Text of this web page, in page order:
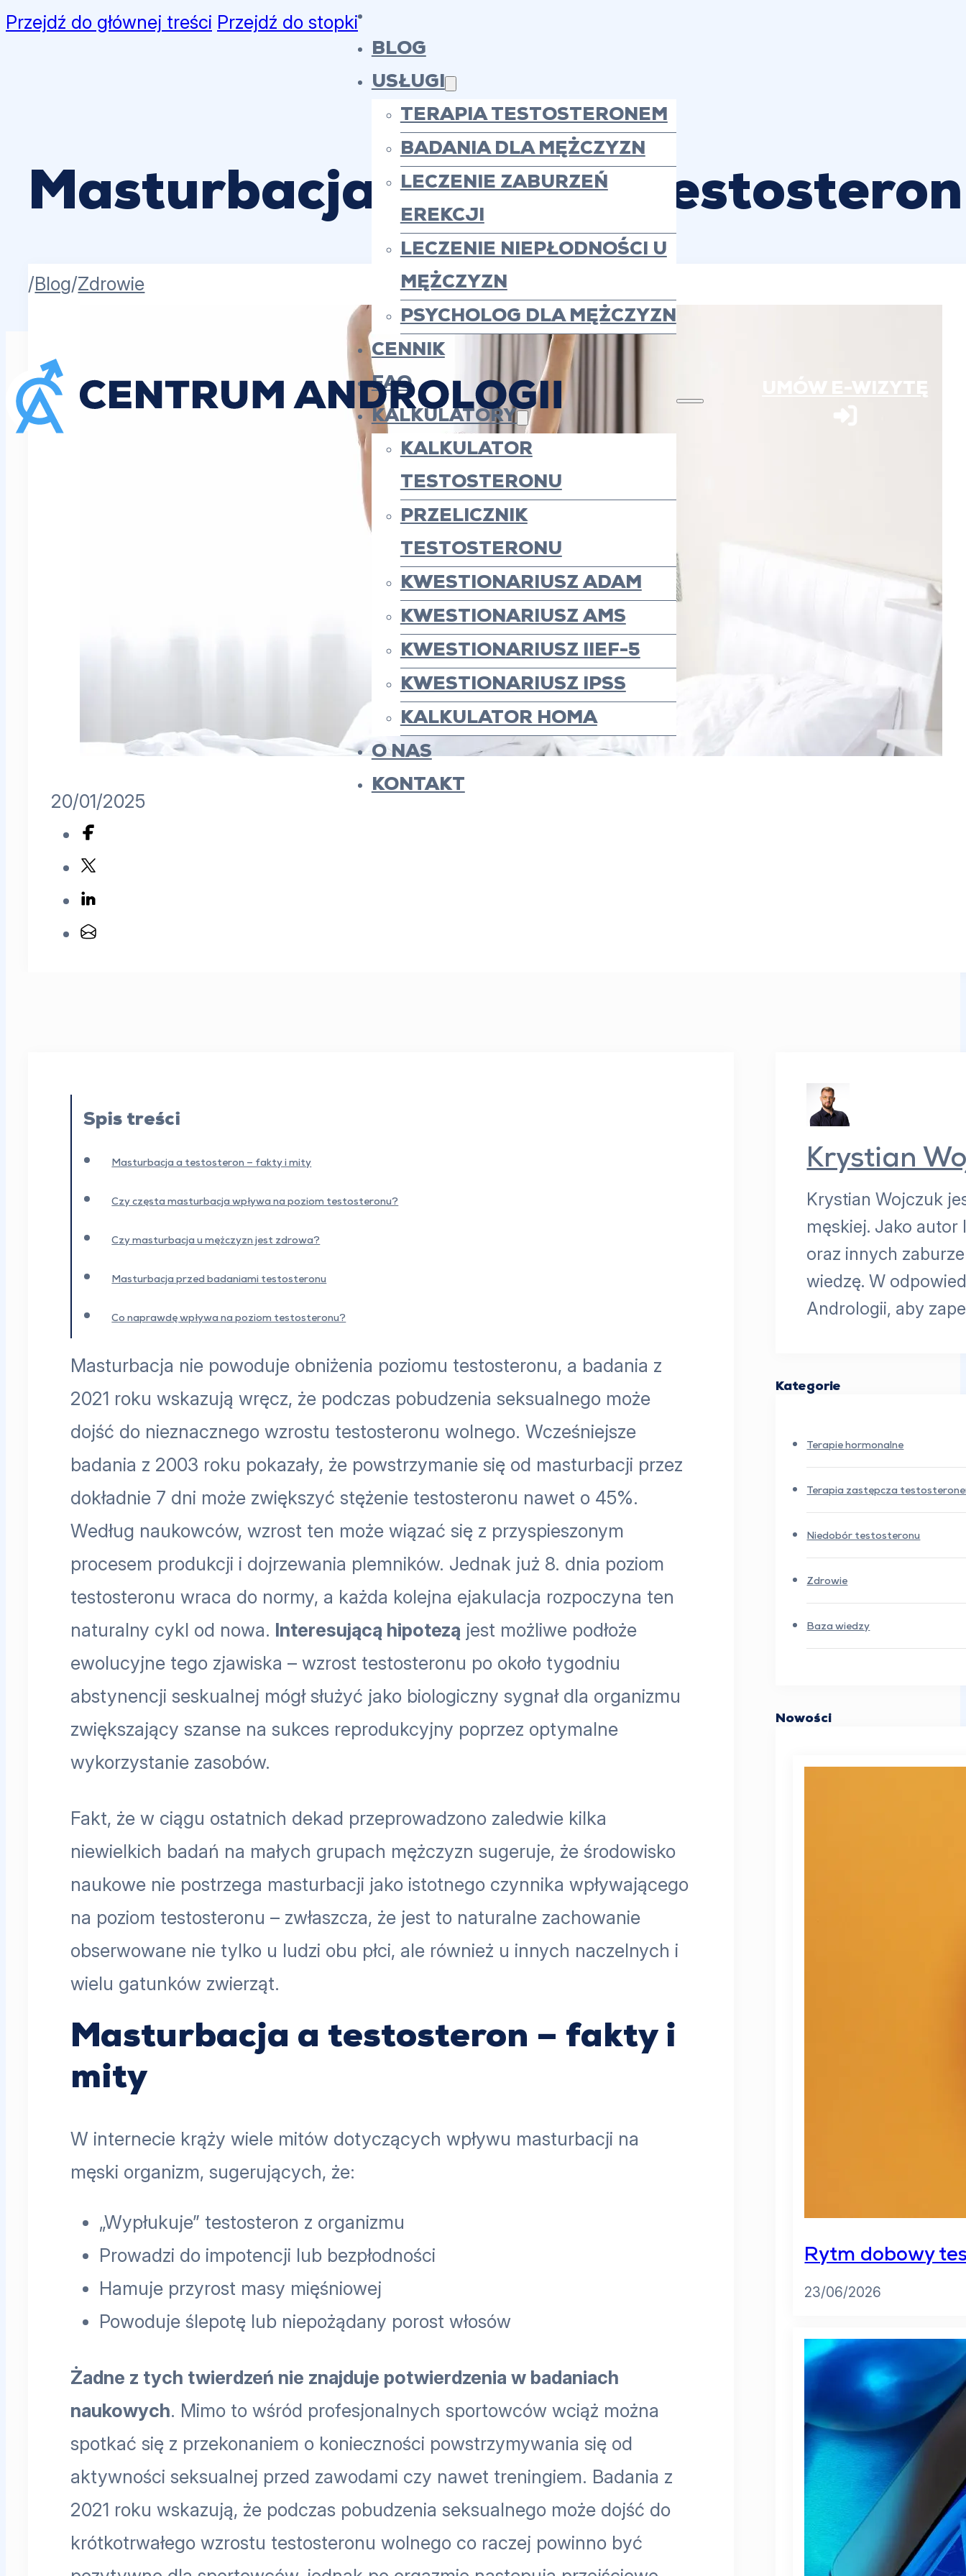
Przejdź do głównej treści Przejdź do stopki
BLOG
USŁUGI
TERAPIA TESTOSTERONEM
BADANIA DLA MĘŻCZYZN
LECZENIE ZABURZEŃ
EREKCJI
LECZENIE NIEPŁODNOŚCI U
MĘŻCZYZN
PSYCHOLOG DLA MĘŻCZYZN
CENNIK
FAQ
KALKULATORY
KALKULATOR
TESTOSTERONU
PRZELICZNIK
TESTOSTERONU
KWESTIONARIUSZ ADAM
KWESTIONARIUSZ AMS
KWESTIONARIUSZ IIEF-5
KWESTIONARIUSZ IPSS
KALKULATOR HOMA
O NAS
KONTAKT
UMÓW E-WIZYTĘ
Masturbacja a poziom
/Blog/Zdrowie
20/01/2025
Spis treści
Masturbacja a testosteron – fakty i mity
Czy częsta masturbacja wpływa na poziom testosteronu?
Czy masturbacja u mężczyzn jest zdrowa?
Masturbacja przed badaniami testosteronu
Co naprawdę wpływa na poziom testosteronu?
Masturbacja nie powoduje obniżenia poziomu testosteronu, a badania z
2021 roku wskazują wręcz, że podczas pobudzenia seksualnego może
dojść do nieznacznego wzrostu testosteronu wolnego. Wcześniejsze
badania z 2003 roku pokazały, że powstrzymanie się od masturbacji przez
dokładnie 7 dni może zwiększyć stężenie testosteronu nawet o 45%.
Według naukowców, wzrost ten może wiązać się z przyspieszonym
procesem produkcji i dojrzewania plemników. Jednak już 8. dnia poziom
testosteronu wraca do normy, a każda kolejna ejakulacja rozpoczyna ten
naturalny cykl od nowa. Interesującą hipotezą jest możliwe podłoże
ewolucyjne tego zjawiska – wzrost testosteronu po około tygodniu
abstynencji seskualnej mógł służyć jako biologiczny sygnał dla organizmu
zwiększający szanse na sukces reprodukcyjny poprzez optymalne
wykorzystanie zasobów.
Fakt, że w ciągu ostatnich dekad przeprowadzono zaledwie kilka
niewielkich badań na małych grupach mężczyzn sugeruje, że środowisko
naukowe nie postrzega masturbacji jako istotnego czynnika wpływającego
na poziom testosteronu – zwłaszcza, że jest to naturalne zachowanie
obserwowane nie tylko u ludzi obu płci, ale również u innych naczelnych i
wielu gatunków zwierząt.
Masturbacja a testosteron – fakty i
mity
W internecie krąży wiele mitów dotyczących wpływu masturbacji na
męski organizm, sugerujących, że:
„Wypłukuje” testosteron z organizmu
Prowadzi do impotencji lub bezpłodności
Hamuje przyrost masy mięśniowej
Powoduje ślepotę lub niepożądany porost włosów
Żadne z tych twierdzeń nie znajduje potwierdzenia w badaniach
naukowych. Mimo to wśród profesjonalnych sportowców wciąż można
spotkać się z przekonaniem o konieczności powstrzymywania się od
aktywności seksualnej przed zawodami czy nawet treningiem. Badania z
2021 roku wskazują, że podczas pobudzenia seksualnego może dojść do
krótkotrwałego wzrostu testosteronu wolnego co raczej powinno być
Krystian
Krystian Wojczuk
męskiej. Jako
oraz innych
wiedzę. W
Andrologii, aby
Kategorie
Terapie hormonalne
Terapia zastępcza
Niedobór testosteronu
Zdrowie
Baza wiedzy
Nowości
Rytm dobowy
23/06/2026